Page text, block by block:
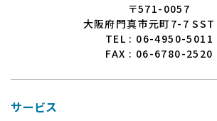
〒571-0057
大阪府門真市元町7-7 SST
TEL : 06-4950-5011
FAX : 06-6780-2520
サービス